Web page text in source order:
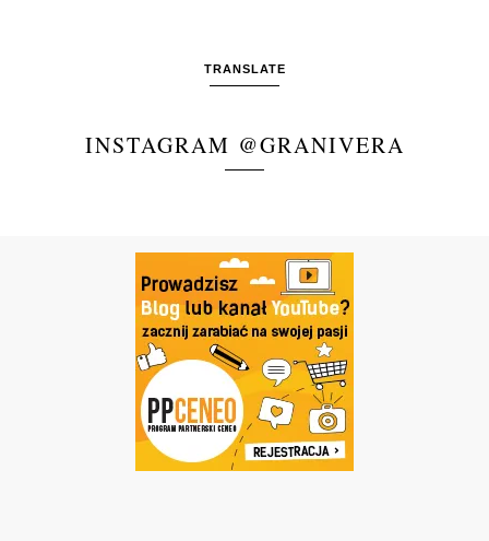
TRANSLATE
INSTAGRAM @GRANIVERA